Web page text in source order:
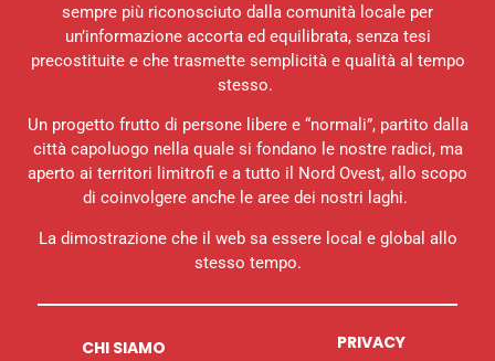
sempre più riconosciuto dalla comunità locale per
un’informazione accorta ed equilibrata, senza tesi
precostituite e che trasmette semplicità e qualità al tempo
stesso.
Un progetto frutto di persone libere e “normali”, partito dalla
città capoluogo nella quale si fondano le nostre radici, ma
aperto ai territori limitrofi e a tutto il Nord Ovest, allo scopo
di coinvolgere anche le aree dei nostri laghi.
La dimostrazione che il web sa essere local e global allo
stesso tempo.
CHI SIAMO PRIVACY